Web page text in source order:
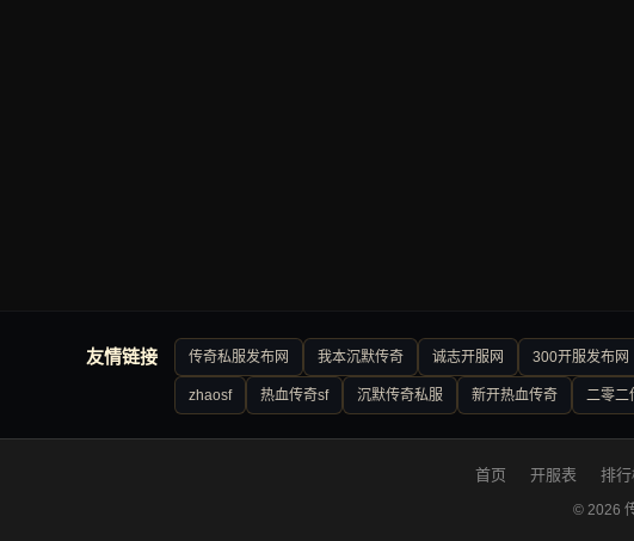
友情链接 传奇私服发布网 我本沉默传奇 诚志开服网 300开服发布网
zhaosf 热血传奇sf 沉默传奇私服 新开热血传奇 二零二
首页 开服表 排行
© 2026